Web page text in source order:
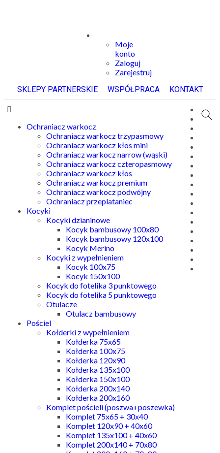
Moje
konto
Zaloguj
Zarejestruj
SKLEPY PARTNERSKIE
WSPÓŁPRACA KONTAKT
Ochraniacz warkocz
Ochraniacz warkocz trzypasmowy
Ochraniacz warkocz kłos mini
Ochraniacz warkocz narrow (wąski)
Ochraniacz warkocz czteropasmowy
Ochraniacz warkocz kłos
Ochraniacz warkocz premium
Ochraniacz warkocz podwójny
Ochraniacz przeplataniec
Kocyki
Kocyki dzianinowe
Kocyk bambusowy 100x80
Kocyk bambusowy 120x100
Kocyk Merino
Kocyki z wypełnieniem
Kocyk 100x75
Kocyk 150x100
Kocyk do fotelika 3 punktowego
Kocyk do fotelika 5 punktowego
Otulacze
Otulacz bambusowy
Pościel
Kołderki z wypełnieniem
Kołderka 75x65
Kołderka 100x75
Kołderka 120x90
Kołderka 135x100
Kołderka 150x100
Kołderka 200x140
Kołderka 200x160
Komplet pościeli (poszwa+poszewka)
Komplet 75x65 + 30x40
Komplet 120x90 + 40x60
Komplet 135x100 + 40x60
Komplet 200x140 + 70x80